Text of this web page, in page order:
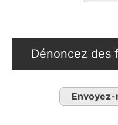
Dénoncez des